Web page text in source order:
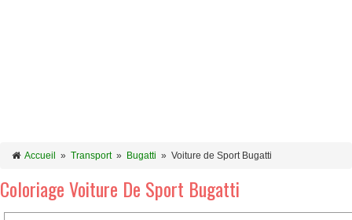
Accueil » Transport» Bugatti » Voiture de Sport Bugatti
Coloriage Voiture De Sport Bugatti